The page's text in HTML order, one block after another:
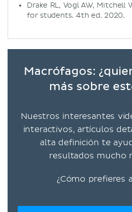
Drake RL, Vogl AW, Mitchell
for students. 4th ed. 2020.
Macrófagos:
más sobre
Nuestros interesantes
interactivos, artículos
alta definición te
resultados mucho
¿Cómo prefieres